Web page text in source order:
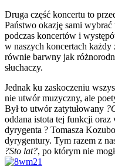
Druga część koncertu to
Państwo okazję sami
podczas koncertów i
w naszych koncertach każdy
równie barwny jak
słuchaczy.
Jednak ku zaskoczeniu
nie utwór muzyczny, ale
Był to utwór zatytułowany
oddana istota tej funkcji oraz
dyrygenta ? Tomasza
dyrygentury. Tym razem z
?Sto lat?, po którym nie